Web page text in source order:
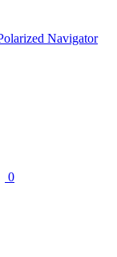
Navigator
0